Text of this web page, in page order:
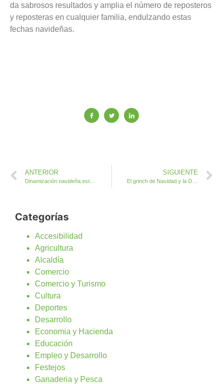
da sabrosos resultados y amplia el número de reposteros
y reposteras en cualquier familia, endulzando estas
fechas navideñas.
ANTERIOR SIGUIENTE
El grinch de Navidad y la DJ Supersonikka llegan este viernes a Caleta de Fuste
Categorías
Accesibilidad
Agricultura
Alcaldía
Comercio
Comercio y Turismo
Cultura
Deportes
Desarrollo
Economia y Hacienda
Educación
Empleo y Desarrollo
Festejos
Ganaderia y Pesca